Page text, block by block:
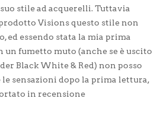
stile ad acquerelli. Tuttavia
Visions questo stile non
ed essendo stata la mia prima
un fumetto muto (anche se è uscito
Black White & Red) non posso
le sensazioni dopo la prima lettura,
in recensione